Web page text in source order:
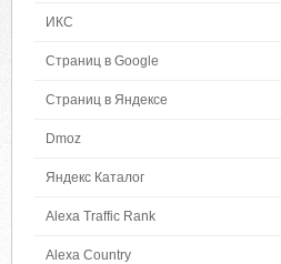
ИКС
Страниц в Google
Страниц в Яндексе
Dmoz
Яндекс Каталог
Alexa Traffic Rank
Alexa Country